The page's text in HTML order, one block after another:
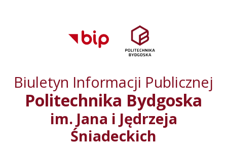
głównego menu
serwisu
Biuletyn Informacji Publicznej
Politechnika Bydgoska
im. Jana i Jędrzeja
Śniadeckich